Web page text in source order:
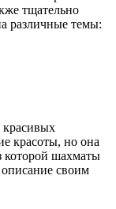
тщательно
различные темы:
красивых
красоты, но она
которой шахматы
своим